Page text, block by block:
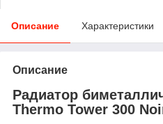
Описание Характеристики
Описание
Радиатор
Thermo Tower 300